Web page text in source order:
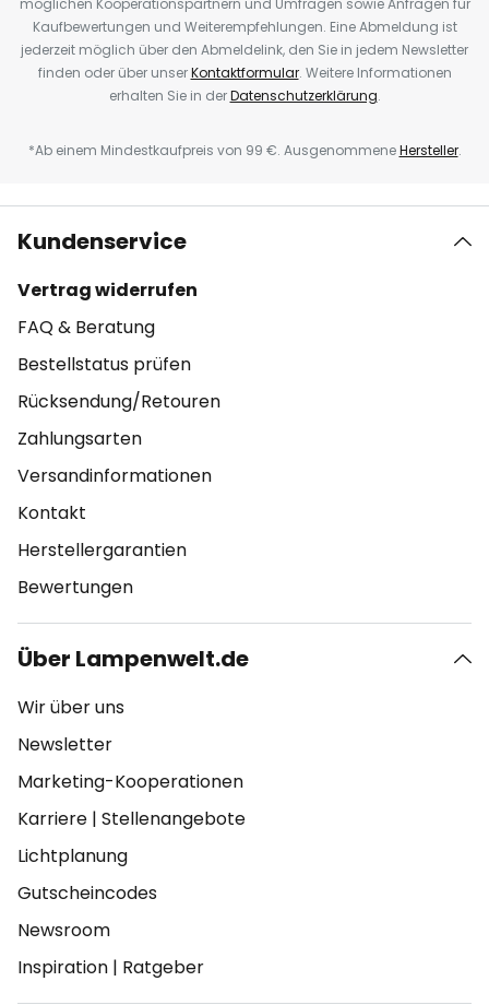
möglichen Kooperationspartnern und Umfragen sowie Anfragen für
Kaufbewertungen und Weiterempfehlungen. Eine Abmeldung ist
jederzeit möglich über den Abmeldelink, den Sie in jedem Newsletter
finden oder über unserKontaktformular. Weitere Informationen
erhalten Sie in derDatenschutzerklärung.
*Ab einem Mindestkaufpreis von 99 €. AusgenommeneHersteller.
Kundenservice
Vertrag widerrufen
FAQ & Beratung
Bestellstatus prüfen
Rücksendung/Retouren
Zahlungsarten
Versandinformationen
Kontakt
Herstellergarantien
Bewertungen
Über Lampenwelt.de
Wir über uns
Newsletter
Marketing-Kooperationen
Karriere | Stellenangebote
Lichtplanung
Gutscheincodes
Newsroom
Inspiration | Ratgeber